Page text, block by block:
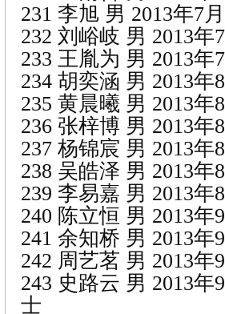
231 李旭 男 2013年7
232 刘峪岐 男 2013
233 王胤为 男 2013
234 胡奕涵 男 2013
235 黄晨曦 男 2013
236 张梓博 男 2013
237 杨锦宸 男 2013
238 吴皓泽 男 2013
239 李易嘉 男 2013
240 陈立恒 男 2013
241 余知桥 男 2013
242 周艺茗 男 2013
243 史路云 男 2013
士